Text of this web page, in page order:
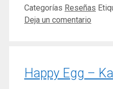
Categorías Reseñas
Deja un comentario
Happy Egg –